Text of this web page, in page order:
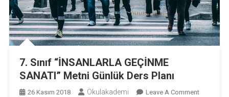
7. Sınıf “İNSANLARLA GEÇİNME
SANATI” Metni Günlük Ders Planı
26 Kasım 2018 Okulakademi Leave A CommentOn